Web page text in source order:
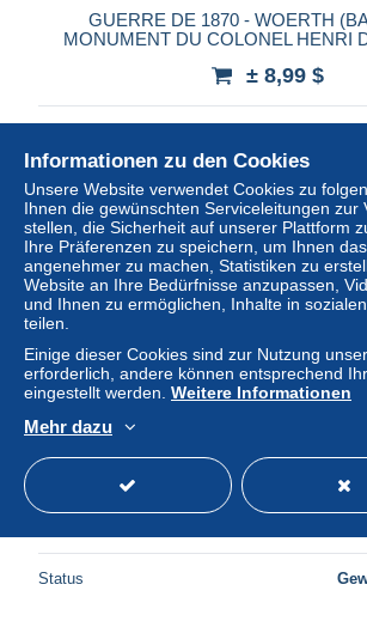
GUERRE DE 1870 - WOERTH
MONUMENT DU COLONEL HENRI
± 8,99 $
GUERRE DE 1870 - WOERTH (BAS-
FRIEDRICH DENKMAL
Status
Informationen zu den Cookies
Unsere Website verwendet Cookies zu
Ihnen die gewünschten Serviceleitungen zur
stellen, die Sicherheit auf unserer Plattform
Ihre Präferenzen zu speichern, um Ihnen
angenehmer zu machen, Statistiken zu
Website an Ihre Bedürfnisse anzupassen,
und Ihnen zu ermöglichen, Inhalte in
teilen.
Einige dieser Cookies sind zur Nutzung
erforderlich, andere können entsprechend
eingestellt werden. Weitere Informationen
Mehr dazu